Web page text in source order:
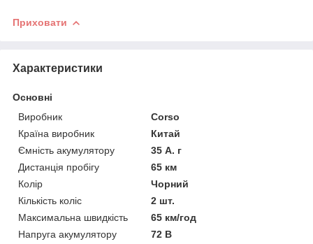
Приховати
Характеристики
Основні
Виробник
Corso
Країна виробник
Китай
Ємність акумулятору
35 А. г
Дистанція пробігу
65 км
Колір
Чорний
Кількість коліс
2 шт.
Максимальна швидкість
65 км/год
Напруга акумулятору
72 В